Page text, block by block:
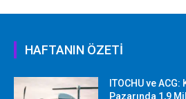
HAFTANIN ÖZETİ
ITOCHU ve
Pazarında 1,9